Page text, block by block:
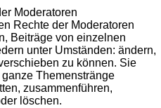
Moderatoren
Rechte der Moderatoren
Beiträge von einzelnen
unter Umständen: ändern,
zu können. Sie
Themenstränge
zusammenführen,
löschen.